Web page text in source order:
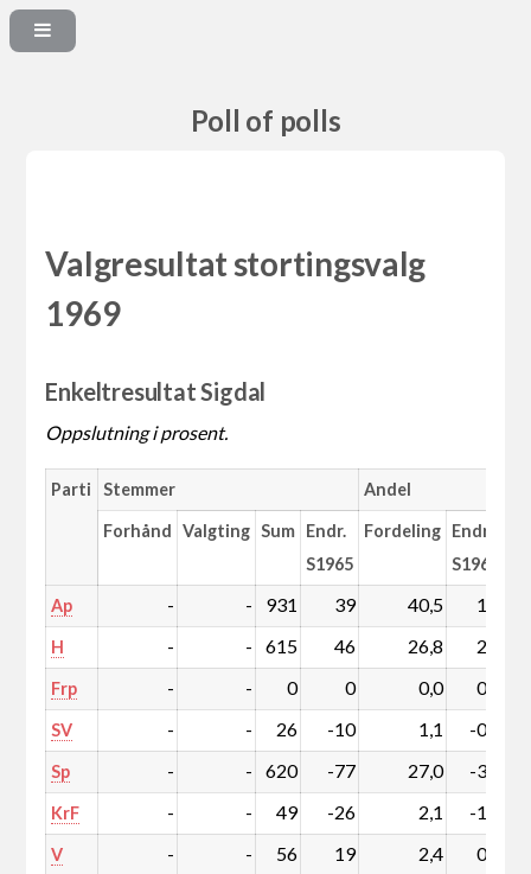
Poll of polls
Valgresultat stortingsvalg
1969
Enkeltresultat Sigdal
Oppslutning i prosent.
Parti Stemmer Andel
Forhånd Valgting Sum Endr.
S1965
Fordeling Endr.
S1965
Ap - - 931 39 40,5 1,9
H - - 615 46 26,8 2,1
Frp - - 0 0 0,0 0,0
SV - - 26 -10 1,1 -0,4
Sp - - 620 -77 27,0 -3,2
KrF - - 49 -26 2,1 -1,1
V - - 56 19 2,4 0,8